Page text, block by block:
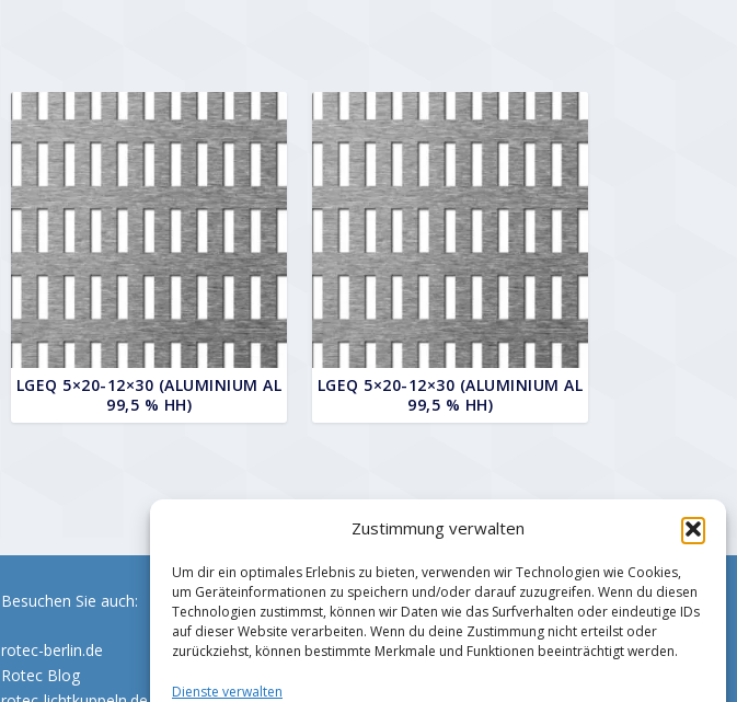
Zustimmung verwalten
Um dir ein optimales Erlebnis zu bieten, verwenden wir Technologien wie Cookies,
um Geräteinformationen zu speichern und/oder darauf zuzugreifen. Wenn du diesen
Technologien zustimmst, können wir Daten wie das Surfverhalten oder eindeutige IDs
auf dieser Website verarbeiten. Wenn du deine Zustimmung nicht erteilst oder
zurückziehst, können bestimmte Merkmale und Funktionen beeinträchtigt werden.
Dienste verwalten
LGEQ 5×20-12×30 (ALUMINIUM AL
99,5 % HH)
LGEQ 5×20-12×30 (ALUMINIUM AL
99,5 % HH)
Besuchen Sie auch:
rotec-berlin.de
Rotec Blog
Impressum
Zahlungsmethoden
Datenschutz